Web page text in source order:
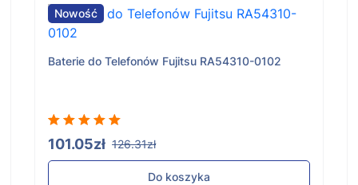
Nowość
Baterie do Telefonów Fujitsu RA54310-0102
101.05zł 126.31zł
Do koszyka